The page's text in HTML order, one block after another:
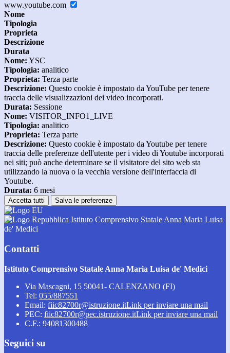
www.youtube.com
Nome
Tipologia
Proprieta
Descrizione
Durata
Nome: YSC
Tipologia: analitico
Proprieta: Terza parte
Descrizione: Questo cookie è impostato da YouTube per tenere
traccia delle visualizzazioni dei video incorporati.
Durata: Sessione
Nome: VISITOR_INFO1_LIVE
Tipologia: analitico
Proprieta: Terza parte
Descrizione: Questo cookie è impostato da Youtube per tenere
traccia delle preferenze dell'utente per i video di Youtube incorporati
nei siti; può anche determinare se il visitatore del sito web sta
utilizzando la nuova o la vecchia versione dell'interfaccia di
Youtube.
Durata: 6 mesi
Accetta tutti Salva le preferenze
Istituto Comprensivo Statale Anna Maria Luisa
de' Medici
Contatti
Istituto Comprensivo Statale Anna Maria Luisa de' Medici
Via Mascagni, 15 50041- CALENZANO (FI)
Tel: 055/887551
Email: fiic82700r@istruzione.itLink per inviare una mail
PEC: fiic82700r@pec.istruzione.itLink per inviare una mail
C.F.: 94081300488
Seguici su